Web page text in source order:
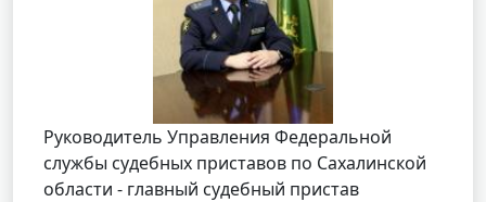
Руководитель Управления Федеральной
службы судебных приставов по Сахалинской
области - главный судебный пристав